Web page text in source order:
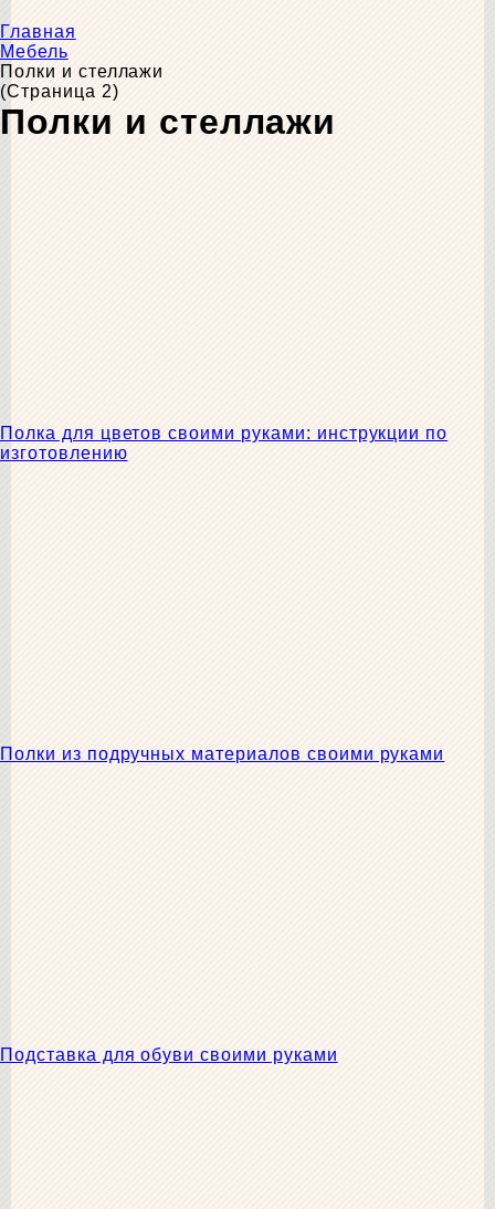
Главная
Мебель
Полки и стеллажи
(Страница 2)
Полки и стеллажи
Полка для цветов своими руками: инструкции по
изготовлению
Полки из подручных материалов своими руками
Подставка для обуви своими руками